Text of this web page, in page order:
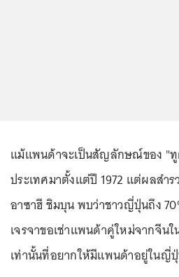
แม้แพนด้าจะเป็นสัญลักษณ์ของ "ทู
ประเทศมาตั้งแต่ปี 1972 แต่ผลส
อาซาฮี ชิมบุน พบว่าชาวญี่ปุ่นถึง
เจรจาขอเช่าแพนด้าคู่ใหม่จากจีน
เท่านั้นที่อยากให้มีแพนด้าอยู่ในญี่